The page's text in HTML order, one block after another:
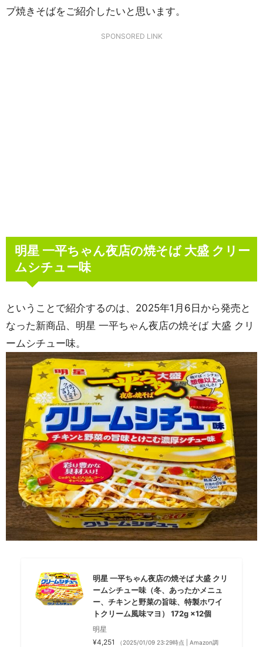
プ焼きそばをご紹介したいと思います。
SPONSORED LINK
明星 一平ちゃん夜店の焼そば 大盛 クリー
ムシチュー味
ということで紹介するのは、2025年1月6日から発売と
なった新商品、明星 一平ちゃん夜店の焼そば 大盛 クリ
ームシチュー味。
明星 一平ちゃん夜店の焼そば 大盛 クリ
ームシチュー味（冬、あったかメニュ
ー、チキンと野菜の旨味、特製ホワイ
トクリーム風味マヨ） 172g ×12個
明星
¥4,251
（2025/01/09 23:29時点 | Amazon調